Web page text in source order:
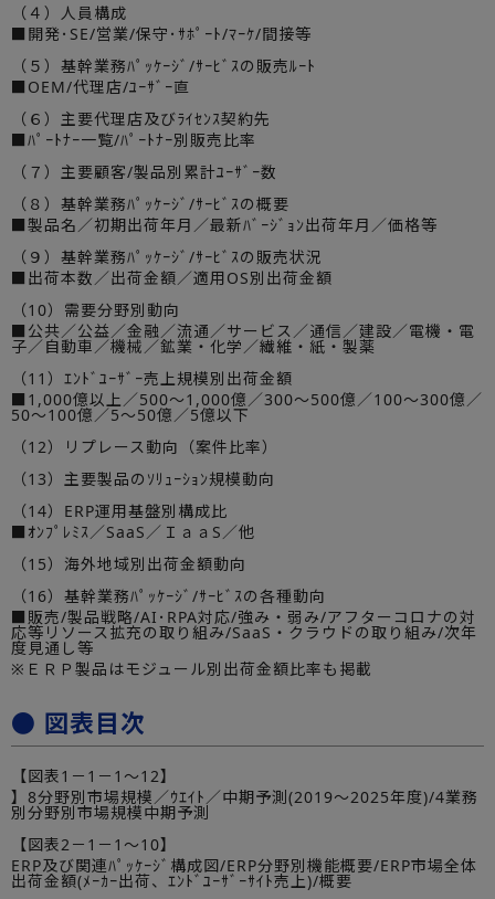
（４）人員構成
■開発･SE/営業/保守･ｻﾎﾟｰﾄ/ﾏｰｹ/間接等
（５）基幹業務ﾊﾟｯｹｰｼﾞ/ｻｰﾋﾞｽの販売ﾙｰﾄ
■OEM/代理店/ﾕｰｻﾞｰ直
（６）主要代理店及びﾗｲｾﾝｽ契約先
■ﾊﾟｰﾄﾅｰ一覧/ﾊﾟｰﾄﾅｰ別販売比率
（７）主要顧客/製品別累計ﾕｰｻﾞｰ数
（８）基幹業務ﾊﾟｯｹｰｼﾞ/ｻｰﾋﾞｽの概要
■製品名／初期出荷年月／最新ﾊﾞｰｼﾞｮﾝ出荷年月／価格等
（９）基幹業務ﾊﾟｯｹｰｼﾞ/ｻｰﾋﾞｽの販売状況
■出荷本数／出荷金額／適用OS別出荷金額
（10）需要分野別動向
■公共／公益／金融／流通／サービス／通信／建設／電機・電
子／自動車／機械／鉱業・化学／繊維・紙・製薬
（11）ｴﾝﾄﾞﾕｰｻﾞｰ売上規模別出荷金額
■1,000億以上／500～1,000億／300～500億／100～300億／
50～100億／5～50億／5億以下
（12）リプレース動向（案件比率）
（13）主要製品のｿﾘｭｰｼｮﾝ規模動向
（14）ERP運用基盤別構成比
■ｵﾝﾌﾟﾚﾐｽ／SaaS／ＩａａS／他
（15）海外地域別出荷金額動向
（16）基幹業務ﾊﾟｯｹｰｼﾞ/ｻｰﾋﾞｽの各種動向
■販売/製品戦略/AI･RPA対応/強み・弱み/アフターコロナの対
応等リソース拡充の取り組み/SaaS・クラウドの取り組み/次年
度見通し等
※ＥＲＰ製品はモジュール別出荷金額比率も掲載
● 図表目次
【図表1－1－1～12】
】8分野別市場規模／ｳｴｲﾄ／中期予測(2019～2025年度)/4業務
別分野別市場規模中期予測
【図表2－1－1～10】
ERP及び関連ﾊﾟｯｹｰｼﾞ構成図/ERP分野別機能概要/ERP市場全体
出荷金額(ﾒｰｶｰ出荷、ｴﾝﾄﾞﾕｰｻﾞｰｻｲﾄ売上)/概要